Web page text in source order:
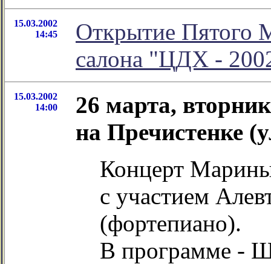
15.03.2002
14:45
Открытие Пятого
салона "ЦДХ -
15.03.2002
14:00
26 марта,
на Пречистенке
Концерт
с участием
(фортепиано).
В программе -